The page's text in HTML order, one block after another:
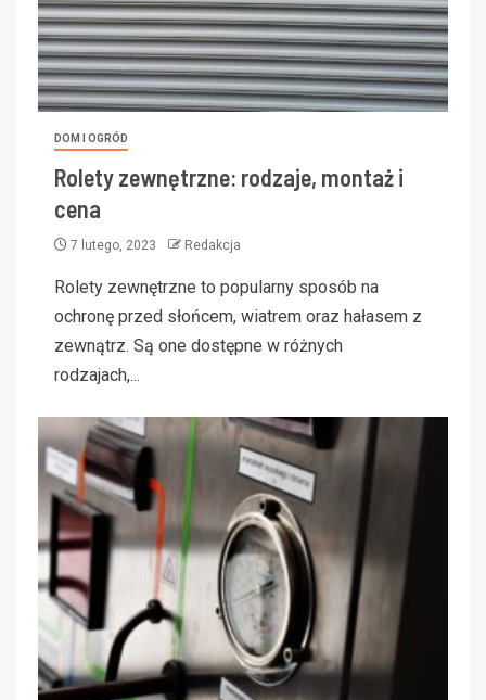
DOM I OGRÓD
Rolety zewnętrzne: rodzaje, montaż i
cena
7 lutego, 2023 Redakcja
Rolety zewnętrzne to popularny sposób na
ochronę przed słońcem, wiatrem oraz hałasem z
zewnątrz. Są one dostępne w różnych
rodzajach,...